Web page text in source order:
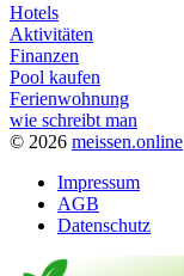
Hotels
Aktivitäten
Finanzen
Pool kaufen
Ferienwohnung
wie schreibt man
© 2026 meissen.online
Impressum
AGB
Datenschutz